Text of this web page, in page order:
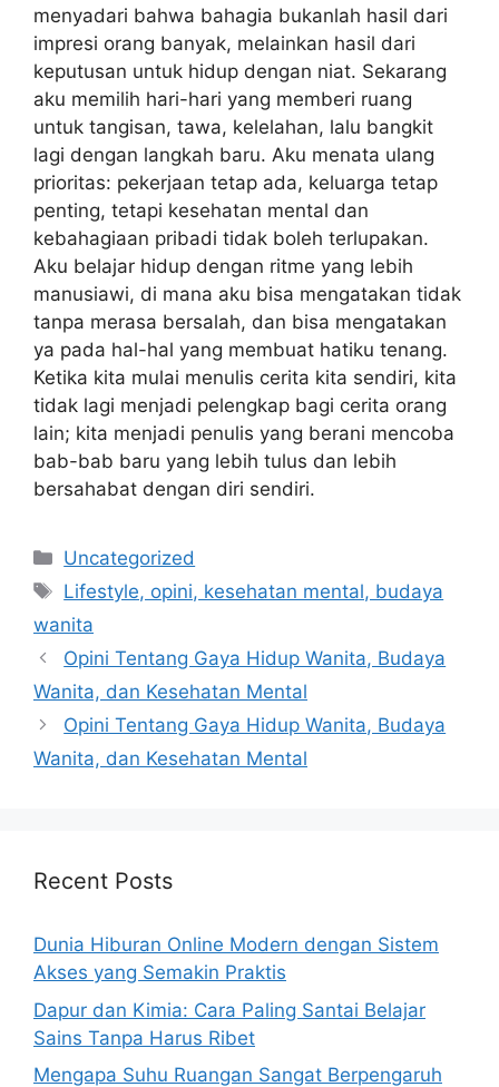
menyadari bahwa bahagia bukanlah hasil dari
impresi orang banyak, melainkan hasil dari
keputusan untuk hidup dengan niat. Sekarang
aku memilih hari-hari yang memberi ruang
untuk tangisan, tawa, kelelahan, lalu bangkit
lagi dengan langkah baru. Aku menata ulang
prioritas: pekerjaan tetap ada, keluarga tetap
penting, tetapi kesehatan mental dan
kebahagiaan pribadi tidak boleh terlupakan.
Aku belajar hidup dengan ritme yang lebih
manusiawi, di mana aku bisa mengatakan tidak
tanpa merasa bersalah, dan bisa mengatakan
ya pada hal-hal yang membuat hatiku tenang.
Ketika kita mulai menulis cerita kita sendiri, kita
tidak lagi menjadi pelengkap bagi cerita orang
lain; kita menjadi penulis yang berani mencoba
bab-bab baru yang lebih tulus dan lebih
bersahabat dengan diri sendiri.
Categories
Uncategorized
Tags
Lifestyle, opini, kesehatan mental, budaya
wanita
Opini Tentang Gaya Hidup Wanita, Budaya
Wanita, dan Kesehatan Mental
Opini Tentang Gaya Hidup Wanita, Budaya
Wanita, dan Kesehatan Mental
Recent Posts
Dunia Hiburan Online Modern dengan Sistem
Akses yang Semakin Praktis
Dapur dan Kimia: Cara Paling Santai Belajar
Sains Tanpa Harus Ribet
Mengapa Suhu Ruangan Sangat Berpengaruh